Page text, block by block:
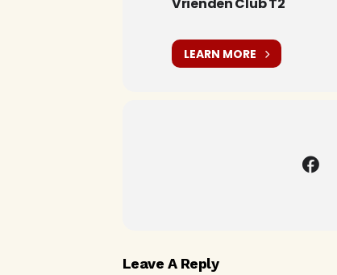
LEARN MORE
Leave A Reply